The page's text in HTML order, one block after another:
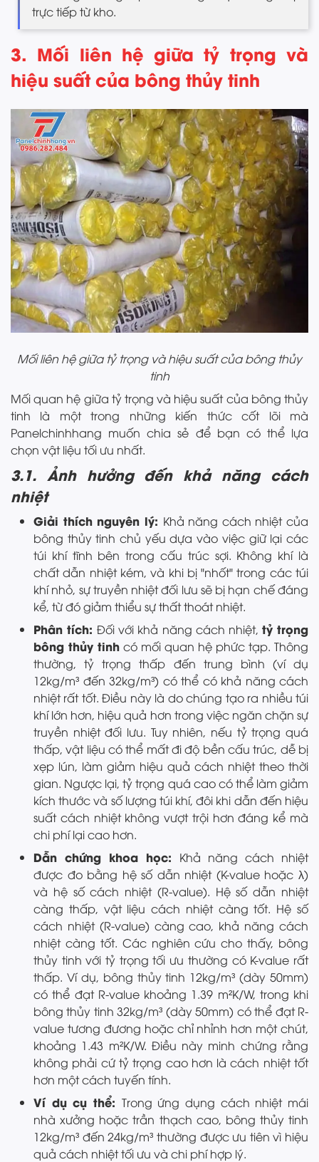
trực tiếp từ kho.
3. Mối liên hệ giữa tỷ trọng và
hiệu suất của bông thủy tinh
Mối liên hệ giữa tỷ trọng và hiệu suất của bông thủy
tinh
Mối quan hệ giữa tỷ trọng và hiệu suất của bông thủy
tinh là một trong những kiến thức cốt lõi mà
Panelchinhhang muốn chia sẻ để bạn có thể lựa
chọn vật liệu tối ưu nhất.
3.1. Ảnh hưởng đến khả năng cách
nhiệt
Giải thích nguyên lý: Khả năng cách nhiệt của
bông thủy tinh chủ yếu dựa vào việc giữ lại các
túi khí tĩnh bên trong cấu trúc sợi. Không khí là
chất dẫn nhiệt kém, và khi bị "nhốt" trong các túi
khí nhỏ, sự truyền nhiệt đối lưu sẽ bị hạn chế đáng
kể, từ đó giảm thiểu sự thất thoát nhiệt.
Phân tích:Đối với khả năng cách nhiệt, tỷ trọng
bông thủy tinh có mối quan hệ phức tạp. Thông
thường, tỷ trọng thấp đến trung bình (ví dụ
12kg/m³ đến 32kg/m³) có thể có khả năng cách
nhiệt rất tốt. Điều này là do chúng tạo ra nhiều túi
khí lớn hơn, hiệu quả hơn trong việc ngăn chặn sự
truyền nhiệt đối lưu. Tuy nhiên, nếu tỷ trọng quá
thấp, vật liệu có thể mất đi độ bền cấu trúc, dễ bị
xẹp lún, làm giảm hiệu quả cách nhiệt theo thời
gian. Ngược lại, tỷ trọng quá cao có thể làm giảm
kích thước và số lượng túi khí, đôi khi dẫn đến hiệu
suất cách nhiệt không vượt trội hơn đáng kể mà
chi phí lại cao hơn.
Dẫn chứng khoa học: Khả năng cách nhiệt
được đo bằng hệ số dẫn nhiệt (K-value hoặc λ)
và hệ số cách nhiệt (R-value). Hệ số dẫn nhiệt
càng thấp, vật liệu cách nhiệt càng tốt. Hệ số
cách nhiệt (R-value) càng cao, khả năng cách
nhiệt càng tốt. Các nghiên cứu cho thấy, bông
thủy tinh với tỷ trọng tối ưu thường có K-value rất
thấp. Ví dụ, bông thủy tinh 12kg/m³ (dày 50mm)
có thể đạt R-value khoảng 1.39 m²K/W, trong khi
bông thủy tinh 32kg/m³ (dày 50mm) có thể đạt R-
value tương đương hoặc chỉ nhỉnh hơn một chút,
khoảng 1.43 m²K/W. Điều này minh chứng rằng
không phải cứ tỷ trọng cao hơn là cách nhiệt tốt
hơn một cách tuyến tính.
Ví dụ cụ thể: Trong ứng dụng cách nhiệt mái
nhà xưởng hoặc trần thạch cao, bông thủy tinh
12kg/m³ đến 24kg/m³ thường được ưu tiên vì hiệu
quả cách nhiệt tối ưu và chi phí hợp lý.